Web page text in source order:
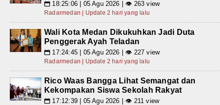
📅 18:25:06 | 05 Agu 2026 | 👁 263 view
Radarmedan | Update 2 hari yang lalu
Wali Kota Medan Dikukuhkan Jadi Duta
Penggerak Ayah Teladan
📅 17:24:45 | 05 Agu 2026 | 👁 227 view
Radarmedan | Update 2 hari yang lalu
Rico Waas Bangga Lihat Semangat dan
Kekompakan Siswa Sekolah Rakyat
📅 17:12:39 | 05 Agu 2026 | 👁 211 view